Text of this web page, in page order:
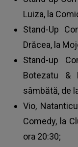
Luiza, la
Stand-Up
Drăcea, la
Stand-up
Botezatu &
sâmbătă, de
Vio,
Comedy, la
ora 20:30;